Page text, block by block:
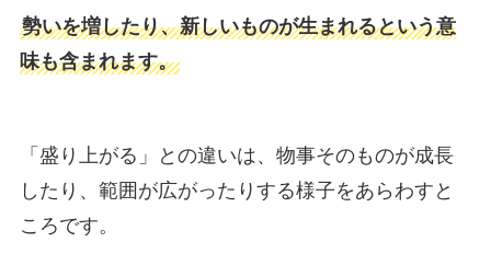
勢いを増したり、新しいものが生まれるという意
味も含まれます。
「盛り上がる」との違いは、物事そのものが成長
したり、範囲が広がったりする様子をあらわすと
ころです。